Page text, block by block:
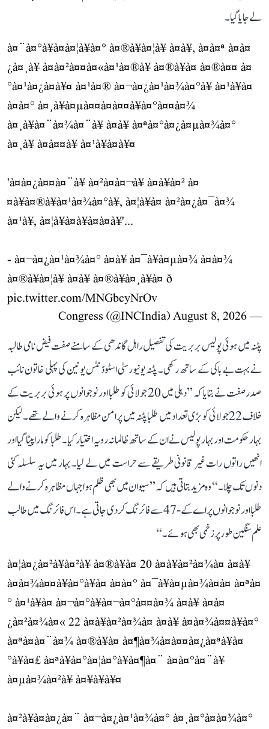
لے جایا گیا۔
à¤¨à¤°à¥à¤à¤¦à¥à¤° à¤®à¥à¤¦à¥ à¤à¥, à¤à¤ª à¤à¤
¿à¤¸à¥ à¤à¤²à¤¤à¤«à¤¹à¤®à¥ à¤®à¥à¤ à¤®à¤¤ à¤
°à¤¹à¤¿à¤à¥¤ à¤¹à¤® à¤¬à¤¿à¤¹à¤¾à¤°à¥ à¤¹à¥à¤
à¤à¤° à¤¸à¥à¤µà¤¤à¤à¤¤à¥à¤°à¤¤à¤¾
à¤¸à¥à¤¨à¤¾à¤¨à¥ à¤à¥ à¤ªà¤°à¤¿à¤µà¤¾à¤°
à¤¸à¥ à¤à¤¤à¥ à¤¹à¥à¤à¥¤
'à¤à¤¿à¤¤à¤¨à¥ à¤²à¤à¤¬à¥ à¤à¥à¤² à¤
¤à¥à¤®à¥à¤¹à¤¾à¤°à¥, à¤¦à¥à¤ à¤²à¤¿à¤¯à¤¾
à¤¹à¥, à¤¦à¥à¤à¥à¤à¤à¥'...
- à¤¬à¤¿à¤¹à¤¾à¤° à¤à¥ à¤¯à¥à¤µà¤¾ à¤à¤¾
à¤®à¥à¤¦à¥ à¤à¥ à¤®à¥à¤¸à¥à¤ ð
pic.twitter.com/MNGbcyNrOv
— Congress (@INCIndia)
August 8, 2026
پٹنہ میں ہوئی پولیس بربریت کی تفصیل راہل گاندھی کے سامنے صفت فیض نامی طالبہ
نے بہت بے باکی کے ساتھ رکھی۔ پٹنہ یونیورسٹی اسٹوڈنٹس یونین کی پہلی خاتون نائب
صدر صفت نے بتایا کہ ’’دہلی میں 20 جولائی کو طلبا اور نوجوانوں پر ہوئی بربریت کے
خلاف 22 جولائی کو بڑی تعداد میں طلبا پٹنہ میں پرامن مظاہرہ کرنے والے تھے۔ لیکن
بہار حکومت اور بہار پولیس نے ان کے ساتھ ظالمانہ رویہ اختیار کیا۔ طلبا کو مارا پیٹا گیا اور
انھیں راتوں رات غیر قانونی طریقے سے حراست میں لے لیا۔ بہار میں یہ سلسلہ کئی
دنوں تک چلا۔‘‘ وہ مزید بتاتی ہیں کہ ’’سیوان میں بھی ظلم ہوا جہاں مظاہرہ کرنے والے
طلبا اور نوجوانوں پر اے کے-47 سے فائرنگ کر دی جاتی ہے۔ اس فائرنگ میں طالب
علم سنگین طور پر زخمی بھی ہوئے۔‘‘
à¤¦à¤¿à¤²à¥à¤²à¥ à¤®à¥à¤ 20 à¤à¥à¤²à¤¾à¤ à¤à¥
à¤à¤¾à¤¤à¥à¤°à¥à¤ à¤à¤° à¤¯à¥à¤µà¤¾à¤à¤ à¤ªà¤
° à¤¹à¥à¤ à¤¬à¤°à¥à¤¬à¤°à¤¤à¤¾ à¤à¥ à¤à¤
¿à¤²à¤¾à¤« 22 à¤à¥à¤²à¤¾à¤ à¤à¥ à¤à¤¾à¤¤à¥à¤°
à¤ªà¤à¤¨à¤¾ à¤®à¥à¤ à¤¶à¤¾à¤à¤¤à¤¿à¤ªà¥à¤
°à¥à¤£ à¤ªà¥à¤°à¤¦à¤°à¥à¤¶à¤¨ à¤à¤°à¤¨à¥
à¤µà¤¾à¤²à¥ à¤¥à¥à¥¤
à¤²à¥à¤à¤¿à¤¨ à¤¬à¤¿à¤¹à¤¾à¤° à¤¸à¤°à¤à¤¾à¤°